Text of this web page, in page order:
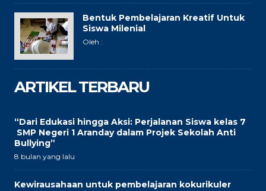
Bentuk Pembelajaran Kreatif Untuk
Siswa Milenial
Oleh :
ARTIKEL TERBARU
“Dari Edukasi hingga Aksi: Perjalanan Siswa kelas 7
SMP Negeri 1 Aranday dalam Projek Sekolah Anti
Bullying”
8 bulan yang lalu
Kewirausahaan untuk pembelajaran kokurikuler